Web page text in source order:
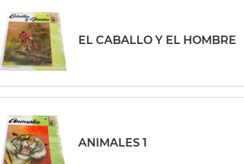
EL CABALLO Y EL HOMBRE
ANIMALES 1